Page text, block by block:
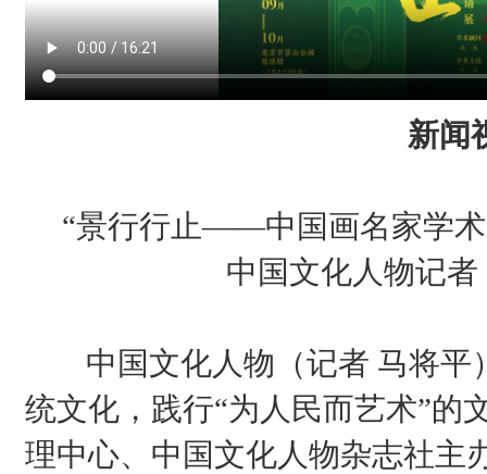
新闻
“景行行止——中国画名家学
中国文化人物记
中国文化人物（记者 马将平
统文化，践行“为人民而艺术”的
理中心、中国文化人物杂志社主